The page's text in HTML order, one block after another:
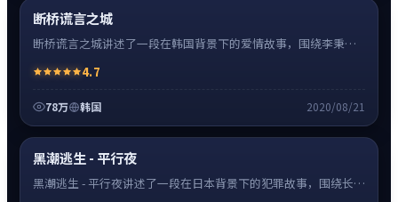
超清4K
断桥谎言之城
断桥谎言之城讲述了一段在韩国背景下的爱情故事，围绕李秉宪
凑、情绪克制。
4.7
78万 韩国 2020/08/21
超清4K
黑潮逃生 - 平行夜
黑潮逃生 - 平行夜讲述了一段在日本背景下的犯罪故事，围绕长泽